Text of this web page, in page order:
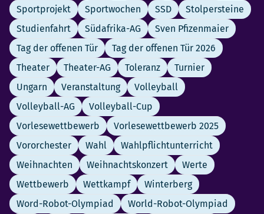
Sportprojekt
Sportwochen SSD
Stolpersteine
Studienfahrt
Südafrika-AG
Sven Pfizenmaier
Tag der offenen Tür
Tag der offenen Tür 2026
Theater
Theater-AG Toleranz
Turnier
Ungarn
Veranstaltung
Volleyball
Volleyball-AG
Volleyball-Cup
Vorlesewettbewerb
Vorlesewettbewerb 2025
Vororchester
Wahl
Wahlpflichtunterricht
Weihnachten
Weihnachtskonzert
Werte
Wettbewerb
Wettkampf
Winterberg
Word-Robot-Olympiad
World-Robot-Olympiad